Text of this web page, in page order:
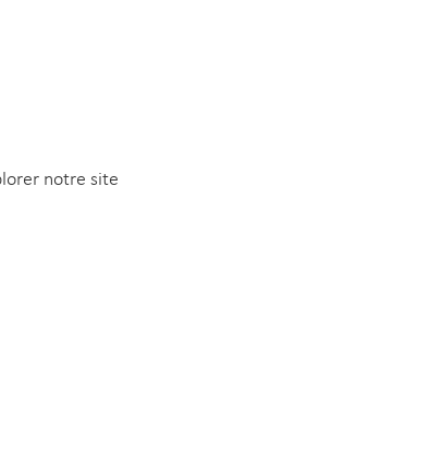
notre site